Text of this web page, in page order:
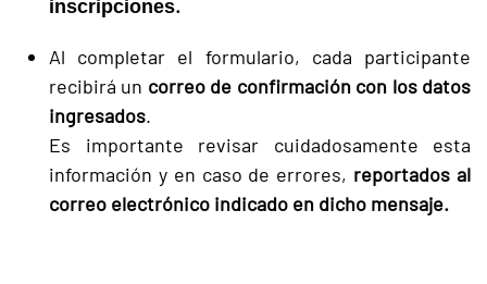
inscripciones.
Al completar el formulario, cada participante
recibirá un correo de confirmación con los datos
ingresados.
Es importante revisar cuidadosamente esta
información y en caso de errores, reportados al
correo electrónico indicado en dicho mensaje.